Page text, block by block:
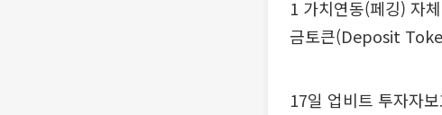
1 가치연동(페깅) 자
금토큰(Deposit
17일 업비트 투자자